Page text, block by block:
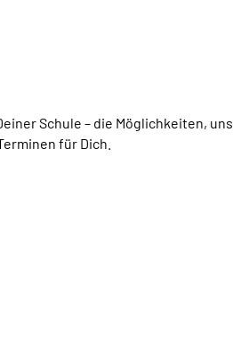
Schule – die Möglichkeiten, uns
für Dich.